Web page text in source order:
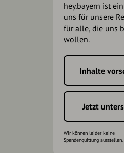
hey.bayern ist
uns für unsere
für alle, die uns
wollen.
Inhalte
Jetzt
Wir können leider keine
Spendenquittung ausstellen.